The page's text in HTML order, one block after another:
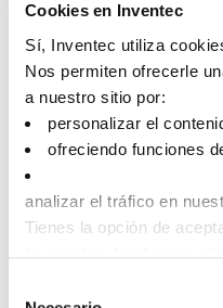
Cookies en Inventec
Sí, Inventec utiliza
Nos permiten ofrecerle
a nuestro sitio por:
personalizar el
ofreciendo funciones
analizar el tráfico en
Tienes la opción de
te asustes, también
CARACTERÍSTICAS
Propiedad
Tensión superficial (din/
Solubilidad en agua